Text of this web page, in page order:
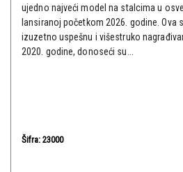
ujedno najveći model na stalcima u
lansiranoj početkom 2026. godine. Ova
izuzetno uspešnu i višestruko
2020. godine, donoseći su...
Šifra: 23000